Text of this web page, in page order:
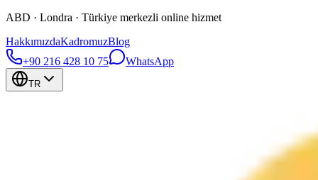
ABD · Londra · Türkiye merkezli online hizmet
HakkımızdaKadromuzBlog
+90 216 428 10 75
WhatsApp
TR